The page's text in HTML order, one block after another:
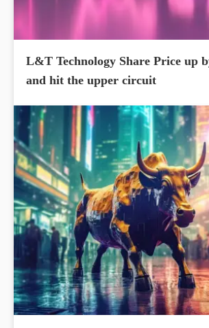
L&T Technology Share Price up
and hit the upper circuit